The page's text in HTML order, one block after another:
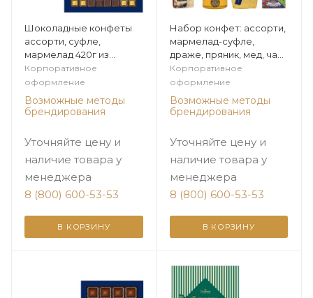
Шоколадные конфеты
ассорти, суфле,
мармелад 420г из
коллекции Элегантная
зима
Корпоративное
оформление
Возможные методы
брендирования
Уточняйте цену и
наличие товара у
менеджера
8 (800) 600-53-53
В КОРЗИНУ
Набор конфет: ассорти,
мармелад-суфле,
драже, пряник, мед, чай
из коллекции
Элегантная зима
Корпоративное
оформление
Возможные методы
брендирования
Уточняйте цену и
наличие товара у
менеджера
8 (800) 600-53-53
В КОРЗИНУ